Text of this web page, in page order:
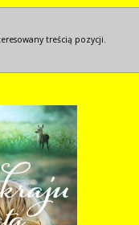
treścią pozycji.